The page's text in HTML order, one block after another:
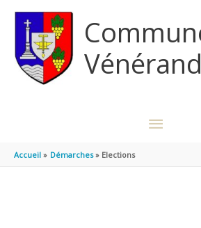
Vénérand
MENU
Accueil Démarches Elections